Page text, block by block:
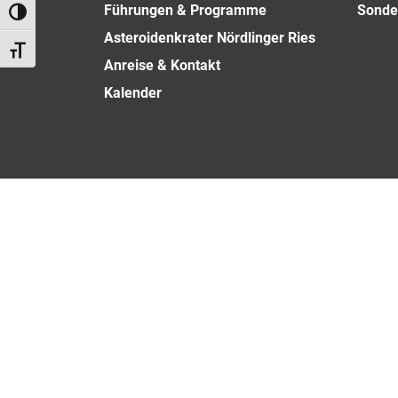
Umschalten auf hohe Kontraste
Schrift vergrößern
Führungen & Programme
Asteroidenkrater Nördlinger Ries
Anreise & Kontakt
Kalender